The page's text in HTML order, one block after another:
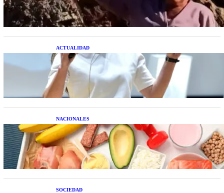
ACTUALIDAD
La startup creada por una salteña que busca
resolver el estrés financiero en Latinoamérica
NACIONALES
Nutrición inteligente: Cinco superalimentos de
temporada que deberías sumar a tu dieta este mes
SOCIEDAD